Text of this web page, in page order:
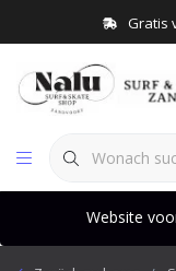
Gratis
Website